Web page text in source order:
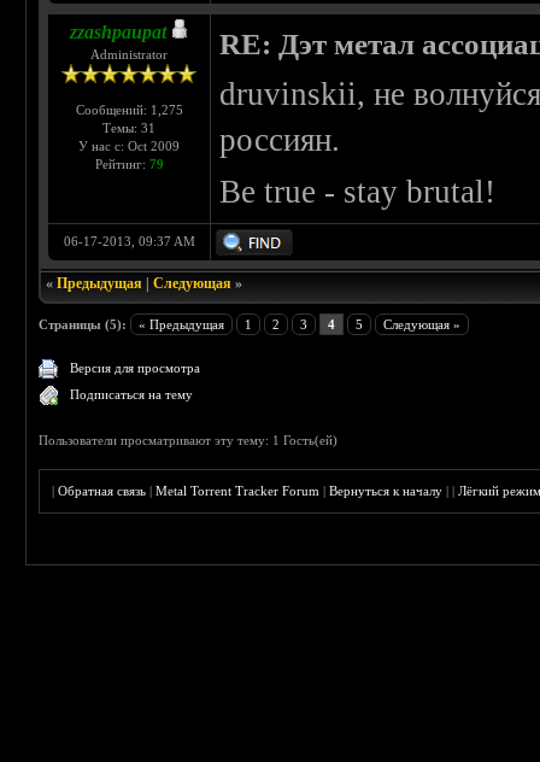
zzashpaupat
Administrator
Сообщений: 1,275
Темы: 31
У нас с: Oct 2009
Рейтинг: 79
RE: Дэт метал
druvinskii, не
россиян.
Be true - stay brutal!
06-17-2013, 09:37 AM
«Предыдущая |Следующая »
Страницы (5): « Предыдущая 1 2 3 4 5 Следующая »
Версия для просмотра
Подписаться на тему
Пользователи просматривают эту тему: 1 Гость(ей)
|Обратная связь |Metal Torrent Tracker Forum |Вернуться к началу ||Лёгкий